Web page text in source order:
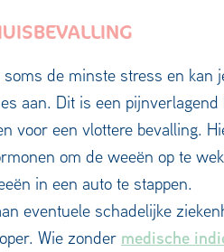
de minste stress en kan
aan. Dit is een
voor een vlottere bevalling.
om de weeën op te
in een auto te stappen.
eventuele schadelijke
Wie zonder medische